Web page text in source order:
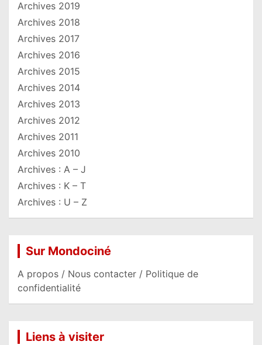
Archives 2019
Archives 2018
Archives 2017
Archives 2016
Archives 2015
Archives 2014
Archives 2013
Archives 2012
Archives 2011
Archives 2010
Archives : A – J
Archives : K – T
Archives : U – Z
Sur Mondociné
A propos / Nous contacter / Politique de
confidentialité
Liens à visiter